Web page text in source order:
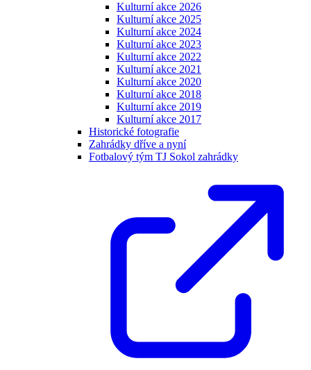
Kulturní akce 2026
Kulturní akce 2025
Kulturní akce 2024
Kulturní akce 2023
Kulturní akce 2022
Kulturní akce 2021
Kulturní akce 2020
Kulturní akce 2018
Kulturní akce 2019
Kulturní akce 2017
Historické fotografie
Zahrádky dříve a nyní
Fotbalový tým TJ Sokol zahrádky